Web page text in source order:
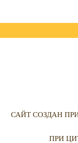
САЙТ СОЗДАН
ПРИ